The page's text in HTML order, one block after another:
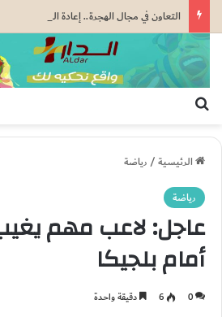
الرئيسية/رياضة
رياضة
عاجل: لاعب مهم
أمام بلجيكا
0
6 دقيقة واحدة